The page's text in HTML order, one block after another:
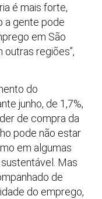
é mais forte,
a gente pode
em São
regiões”,
do
junho, de 1,7%,
de compra da
pode não estar
em algumas
Mas
de
do emprego,